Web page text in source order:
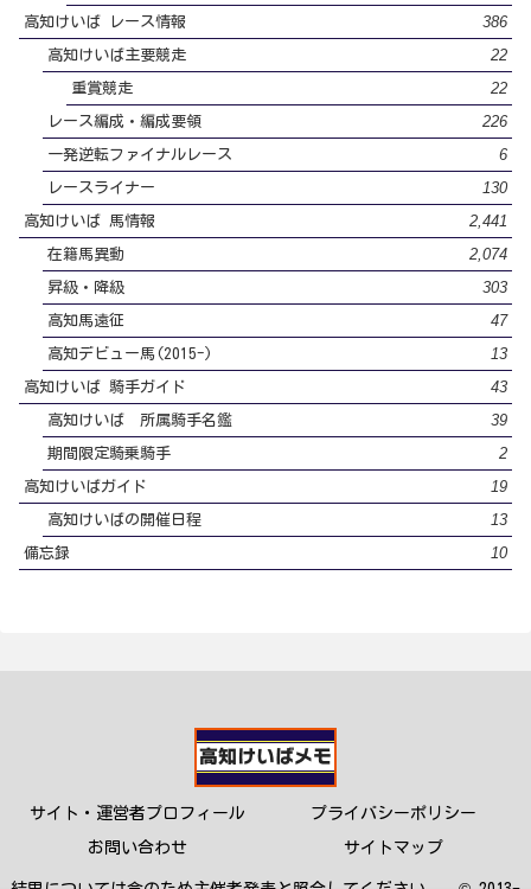
高知けいば レース情報 386
高知けいば主要競走 22
重賞競走 22
レース編成・編成要領 226
一発逆転ファイナルレース 6
レースライナー 130
高知けいば 馬情報 2,441
在籍馬異動 2,074
昇級・降級 303
高知馬遠征 47
高知デビュー馬(2015-) 13
高知けいば 騎手ガイド 43
高知けいば 所属騎手名鑑 39
期間限定騎乗騎手 2
高知けいばガイド 19
高知けいばの開催日程 13
備忘録 10
サイト・運営者プロフィール プライバシーポリシー
お問い合わせ サイトマップ